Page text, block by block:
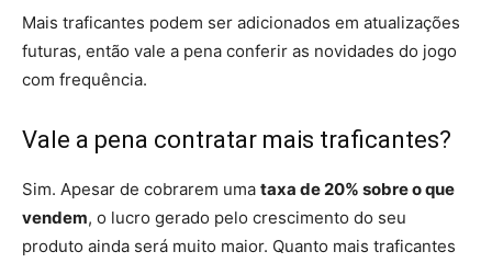
Mais traficantes podem ser adicionados em atualizações
futuras, então vale a pena conferir as novidades do jogo
com frequência.
Vale a pena contratar mais traficantes?
Sim. Apesar de cobrarem uma taxa de 20% sobre o que
vendem, o lucro gerado pelo crescimento do seu
produto ainda será muito maior. Quanto mais traficantes